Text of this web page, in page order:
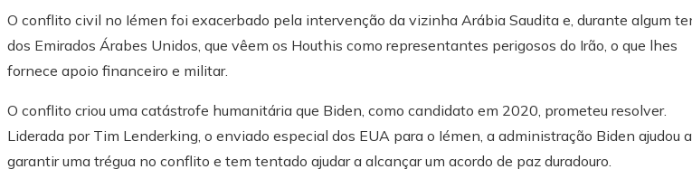
O conflito civil no Iémen foi exacerbado pela intervenção da vizinha Arábia Saudita e, durante algum
dos Emirados Árabes Unidos, que vêem os Houthis como representantes perigosos do Irão, o que lhes
fornece apoio financeiro e militar.
O conflito criou uma catástrofe humanitária que Biden, como candidato em 2020, prometeu resolver.
Liderada por Tim Lenderking, o enviado especial dos EUA para o Iémen, a administração Biden ajudou a
garantir uma trégua no conflito e tem tentado ajudar a alcançar um acordo de paz duradouro.